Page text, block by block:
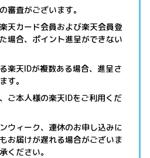
審査がございます。
天カード会員および楽天会員登
場合、ポイント進呈ができない
楽天IDが複数ある場合、進呈さ
す。
ご本人様の楽天IDをご利用くだ
ウィーク、連休のお申し込みに
お届けが遅れる場合がございま
ください。